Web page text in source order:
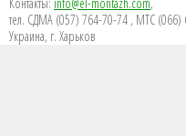
тел. СДМА (057) 764-70-74 , МТС (066)
Украина, г. Харьков